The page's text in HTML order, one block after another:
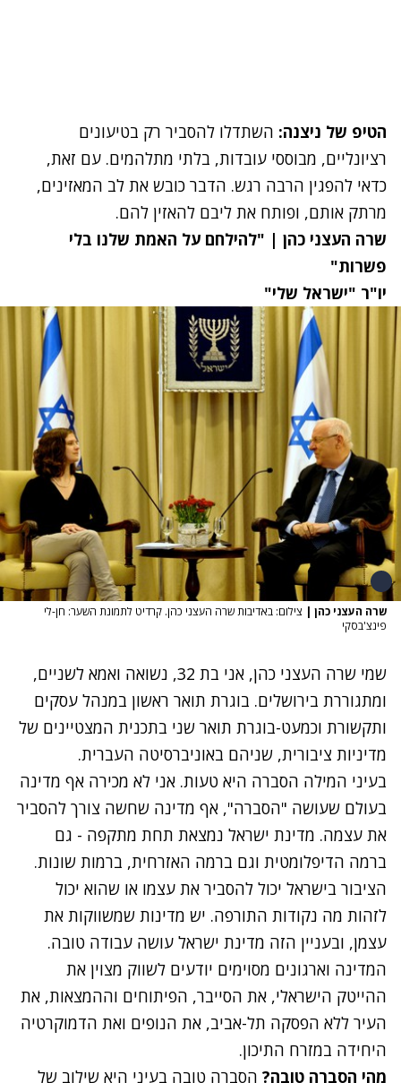
הטיפ של ניצנה: השתדלו להסביר רק בטיעונים
רציונליים, מבוססי עובדות, בלתי מתלהמים. עם זאת,
כדאי להפגין הרבה רגש. הדבר כובש את לב המאזינים,
מרתק אותם, ופותח את ליבם להאזין להם.
שרה העצני כהן | "להילחם על האמת שלנו בלי
פשרות"
יו"ר "ישראל שלי"
שרה העצני כהן | צילום: באדיבות שרה העצני כהן. קרדיט לתמונת השער: חן-לי
פינצ'בסקי
שמי שרה העצני כהן
, אני בת 32, נשואה ואמא לשניים,
ומתגוררת בירושלים. בוגרת תואר ראשון במנהל עסקים
ותקשורת וכמעט-בוגרת תואר שני בתכנית המצטיינים של
מדיניות ציבורית, שניהם באוניברסיטה העברית.
בעיני המילה הסברה היא טעות. אני לא מכירה אף מדינה
בעולם שעושה "הסברה", אף מדינה שחשה צורך להסביר
את עצמה. מדינת ישראל נמצאת תחת מתקפה - גם
ברמה הדיפלומטית וגם ברמה האזרחית, ברמות שונות.
הציבור בישראל יכול להסביר את עצמו או שהוא יכול
לזהות מה נקודות התורפה. יש מדינות שמשווקות את
עצמן, ובעניין הזה מדינת ישראל עושה עבודה טובה.
המדינה וארגונים מסוימים יודעים לשווק מצוין את
ההייטק הישראלי, את הסייבר, הפיתוחים וההמצאות, את
העיר ללא הפסקה תל-אביב, את הנופים ואת הדמוקרטיה
היחידה במזרח התיכון.
מהי הסברה טובה? הסברה טובה בעיני היא שילוב של